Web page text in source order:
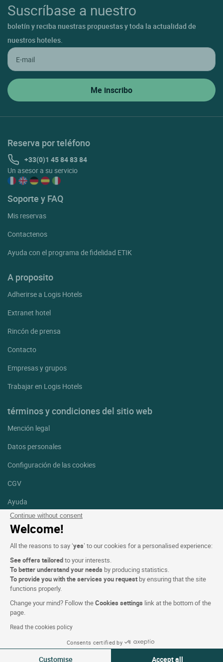
Continue without consent
Welcome!
All the reasons to say ‘yes’ to our cookies for a personalised experience:
See offers tailoredto your interests.
To better understand your needs by producing statistics.
To provide you with the services you request by ensuring that the site
functions properly.
Change your mind? Follow theCookies settings link at the bottom of the
page.
Read the cookies policy
Consents certified by
Customise Accept all
Suscríbase a nuestro
boletín y reciba nuestras propuestas y toda la actualidad de
nuestros hoteles.
Reserva por teléfono
+33(0)1 45 84 83 84
Un asesor a su servicio
Soporte y FAQ
Mis reservas
Contactenos
Ayuda con el programa de fidelidad ETIK
A proposito
Adherirse a Logis Hotels
Extranet hotel
Rincón de prensa
Contacto
Empresas y grupos
Trabajar en Logis Hotels
términos y condiciones del sitio web
Mención legal
Datos personales
Configuración de las cookies
CGV
Ayuda
Mapa del sitio
fotografías
Síguenos
Facebook
Instagram
Linkedin